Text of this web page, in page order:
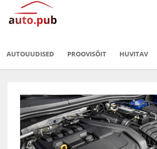
AUTOUUDISED PROOVISÕIT HUVITAV